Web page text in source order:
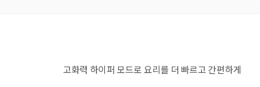
고화력 하이퍼 모드로 요리를 더 빠르고 간편하게